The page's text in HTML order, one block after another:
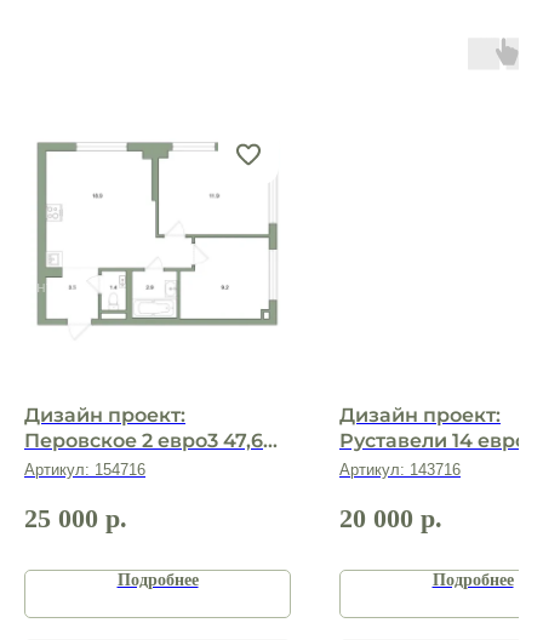
Дизайн проект:
Перовское 2 евро3 47,6
м2
Артикул: 154716
25 000 р.
Подробнее
Дизайн проект:
Руставели 14 евро2
м2
Артикул: 143716
20 000 р.
Подробнее
создадим проект
вместе с нами?
Вопрос-ответ